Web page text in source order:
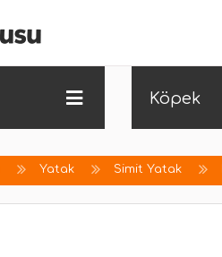
Köpek
Yatak Simit Yatak